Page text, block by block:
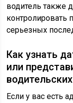
водитель также
контролировать
серьезных
Как узнать
или
Если у вас есть